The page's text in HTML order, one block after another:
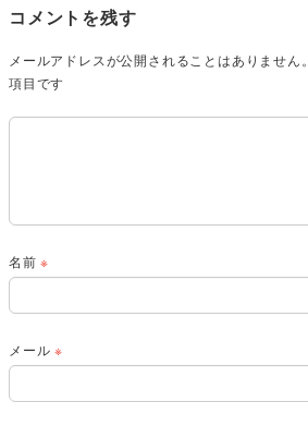
コメントを残す
メールアドレスが公開されることはありません。
項目です
名前※
メール※